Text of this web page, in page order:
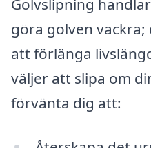
Golvslipning
göra golven
att förlänga
väljer att slipa om
förvänta dig att: